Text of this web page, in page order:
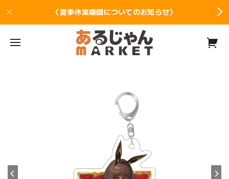
〈夏季休業期間についてのお知らせ〉